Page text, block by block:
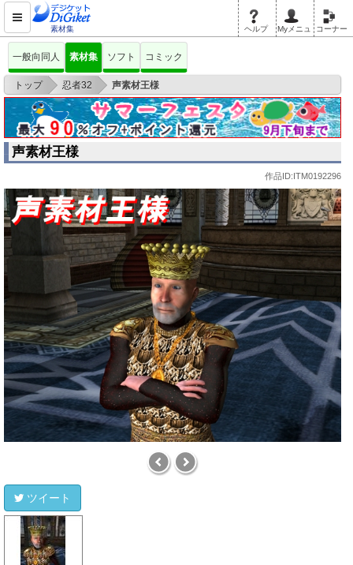
素材集 ヘルプ Myメニュ コーナー
一般向同人 素材集 ソフト コミック
トップ > 忍者32 > 声素材王様
声素材王様
作品ID:ITM0192296
ツイート